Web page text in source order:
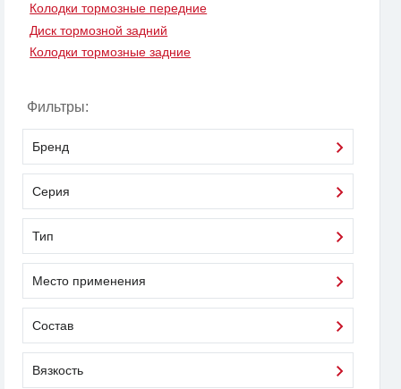
Колодки тормозные передние
Диск тормозной задний
Колодки тормозные задние
Фильтры:
Бренд
Серия
Тип
Место применения
Состав
Вязкость